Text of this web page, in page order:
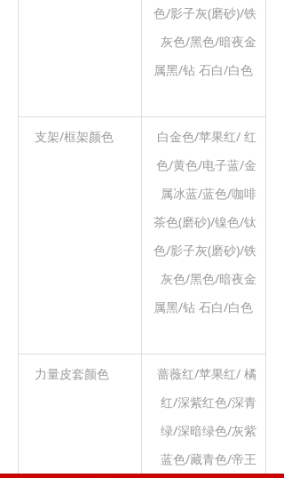
色/影子灰(磨砂)/铁
灰色/黑色/暗夜金
属黑/钻 石白/白色
支架/框架颜色
白金色/苹果红/ 红
色/黄色/电子蓝/金
属冰蓝/蓝色/咖啡
茶色(磨砂)/镍色/钛
色/影子灰(磨砂)/铁
灰色/黑色/暗夜金
属黑/钻 石白/白色
力量皮套颜色
蔷薇红/苹果红/ 橘
红/深紫红色/深青
绿/深暗绿色/灰紫
蓝色/藏青色/帝王